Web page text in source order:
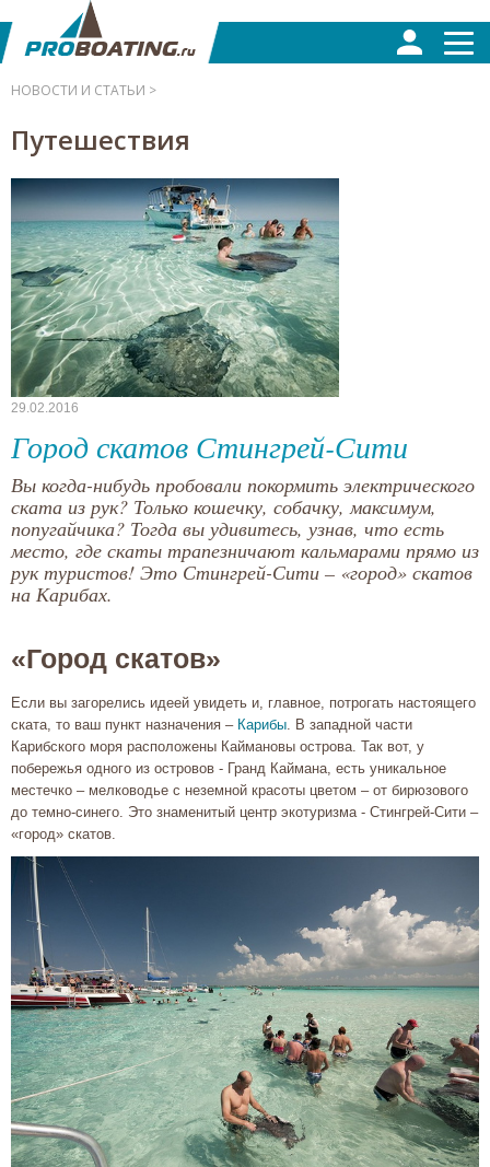
НОВОСТИ И СТАТЬИ >
Путешествия
29.02.2016
Город скатов Стингрей-Сити
Вы когда-нибудь пробовали покормить электрического
ската из рук? Только кошечку, собачку, максимум,
попугайчика? Тогда вы удивитесь, узнав, что есть
место, где скаты трапезничают кальмарами прямо из
рук туристов! Это Стингрей-Сити – «город» скатов
на Карибах.
«Город скатов»
Если вы загорелись идеей увидеть и, главное, потрогать настоящего
ската, то ваш пункт назначения – Карибы. В западной части
Карибского моря расположены Каймановы острова. Так вот, у
побережья одного из островов - Гранд Каймана, есть уникальное
местечко – мелководье с неземной красоты цветом – от бирюзового
до темно-синего. Это знаменитый центр экотуризма - Стингрей-Сити –
«город» скатов.